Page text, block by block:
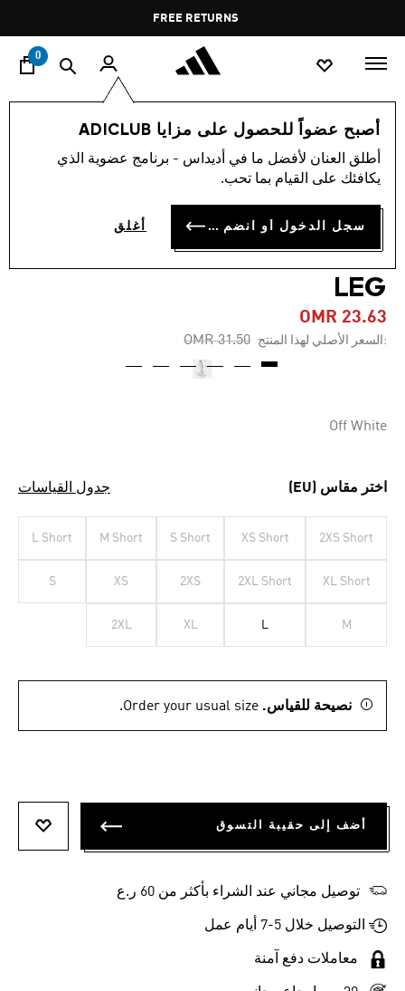
Pause
promotion
rotation
FREE RETURNS
0
أصبح عضواً للحصول على مزايا ADICLUB
أطلق العنان لأفضل ما في أديداس - برنامج عضوية الذي
يكافئك على القيام بما تحب.
سجل الدخول أو انضم الآن أغلق
النساء ملابس
-20%
بنطال ALL SZN FRENCH
TERRY 3-STRIPES STRAIGHT
LEG
OMR 23.63
:السعر الأصلي لهذا المنتج Price reduced from
OMR 31.50
to
Off White
اختر مقاس (EU) جدول القياسات
2XS Short
XS Short
S Short
M Short
L Short
XL Short
2XL Short
2XS
XS
S
M
L
XL
2XL
نصيحة للقياس. Order your usual size.
أضف إلى حقيبة التسوق
توصيل مجاني عند الشراء بأكثر من 60 ر.ع
التوصيل خلال 5-7 أيام عمل
معاملات دفع آمنة